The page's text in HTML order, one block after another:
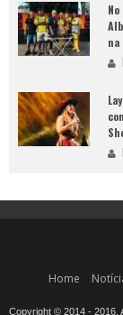
na
Home
Copyright © 2014 - 2016.